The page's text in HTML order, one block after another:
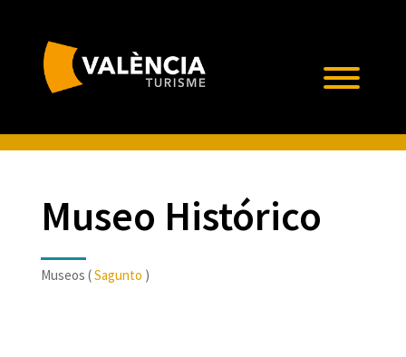
Museo Histórico
Museos (Sagunto )